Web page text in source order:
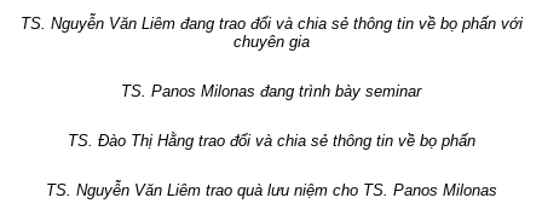
TS. Nguyễn Văn Liêm đang trao đổi và chia sẻ thông tin về bọ phấn với
chuyên gia
TS. Panos Milonas đang trình bày seminar
TS. Đào Thị Hằng trao đổi và chia sẻ thông tin về bọ phấn
TS. Nguyễn Văn Liêm trao quà lưu niệm cho TS. Panos Milonas